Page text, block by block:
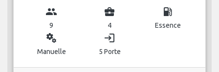
group
9
business_center
4
local_gas_station
Essence
miscellaneous_services
Manuelle
login
5 Porte